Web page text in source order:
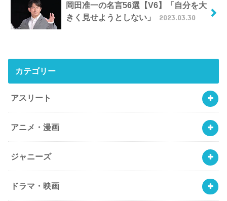
岡田准一の名言56選【V6】「自分を大
きく見せようとしない」
2023.03.30
カテゴリー
アスリート
アニメ・漫画
ジャニーズ
ドラマ・映画